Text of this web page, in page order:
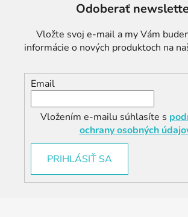
Odoberať
Vložte svoj e-mail a my Vám
informácie o nových produktoch na
Email
Vložením e-mailu súhlasíte s
ochrany osobných
PRIHLÁSIŤ SA